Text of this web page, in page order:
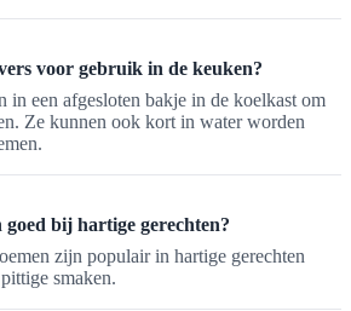
voor gebruik in de keuken?
in een afgesloten bakje in de koelkast om
Ze kunnen ook kort in water worden
goed bij hartige gerechten?
zijn populair in hartige gerechten
smaken.